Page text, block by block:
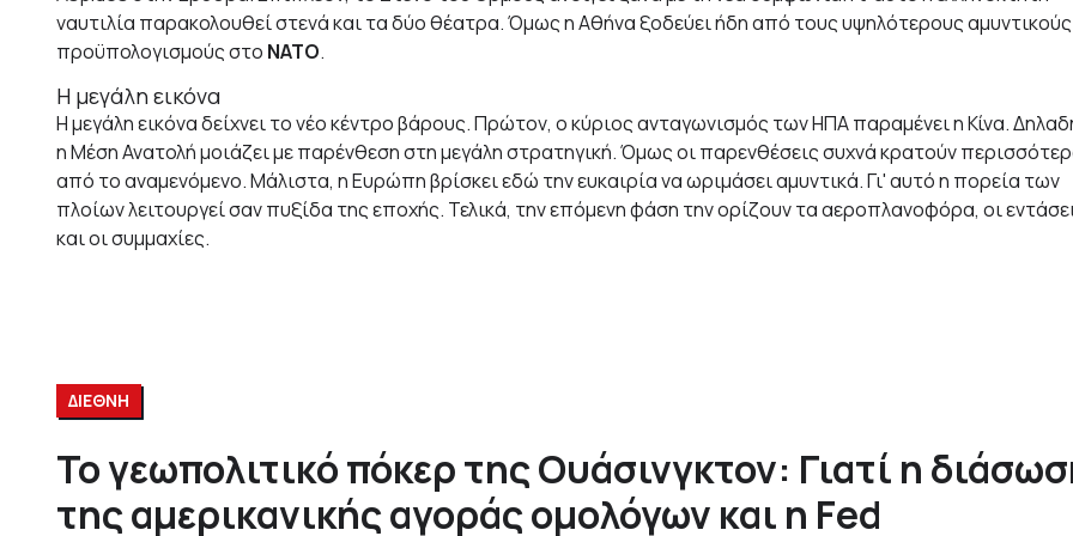
ναυτιλία παρακολουθεί στενά και τα δύο θέατρα. Όμως η Αθήνα ξοδεύει ήδη από τους υψηλότερους αμυντικούς
προϋπολογισμούς στο ΝΑΤΟ.
Η μεγάλη εικόνα
Η μεγάλη εικόνα δείχνει το νέο κέντρο βάρους. Πρώτον, ο κύριος ανταγωνισμός των ΗΠΑ παραμένει η Κίνα.
η Μέση Ανατολή μοιάζει με παρένθεση στη μεγάλη στρατηγική. Όμως οι παρενθέσεις συχνά κρατούν
από το αναμενόμενο. Μάλιστα, η Ευρώπη βρίσκει εδώ την ευκαιρία να ωριμάσει αμυντικά. Γι' αυτό η πορεία των
πλοίων λειτουργεί σαν πυξίδα της εποχής. Τελικά, την επόμενη φάση την ορίζουν τα αεροπλανοφόρα, οι
και οι συμμαχίες.
ΔΙΕΘΝΗ
Το γεωπολιτικό πόκερ της Ουάσινγκτον: Γιατί η
της αμερικανικής αγοράς ομολόγων και η Fed